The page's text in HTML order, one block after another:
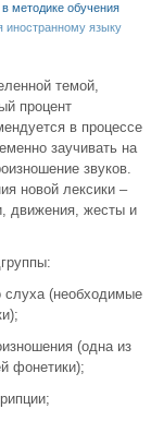
методике обучения
иностранному языку
темой,
процент
в процессе
заучивать на
звуков.
новой лексики –
движения, жесты и
слуха (необходимые
(одна из
фонетики);